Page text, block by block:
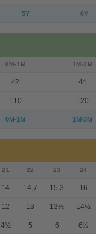
5Y 6Y
0M-1M 1M-3M
42 44
110 120
0M-1M 1M-3M
21 22 23 24
14 14,7 15,3 16
12 13 13½ 14½
4½ 5 6 6½